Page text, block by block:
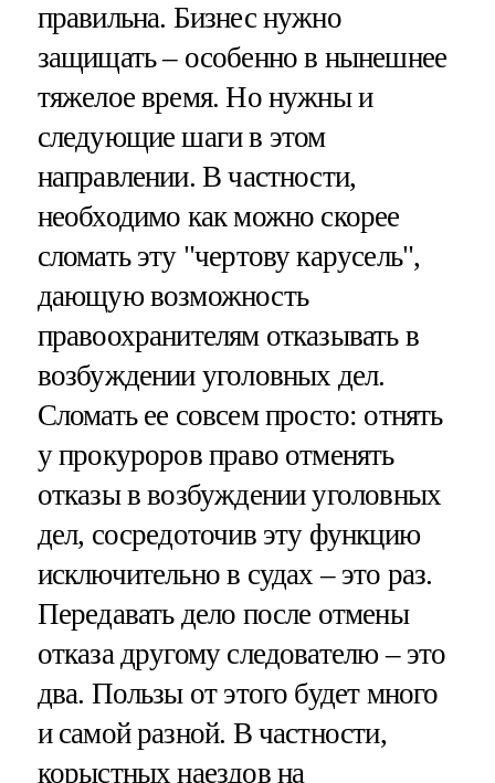
правильна. Бизнес нужно
защищать – особенно в нынешнее
тяжелое время. Но нужны и
следующие шаги в этом
направлении. В частности,
необходимо как можно скорее
сломать эту "чертову карусель",
дающую возможность
правоохранителям отказывать в
возбуждении уголовных дел.
Сломать ее совсем просто: отнять
у прокуроров право отменять
отказы в возбуждении уголовных
дел, сосредоточив эту функцию
исключительно в судах – это раз.
Передавать дело после отмены
отказа другому следователю – это
два. Пользы от этого будет много
и самой разной. В частности,
корыстных наездов на